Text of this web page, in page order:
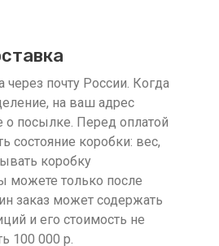
через почту России. Когда
на ваш адрес
о посылке. Перед оплатой
состояние коробки: вес,
коробку
можете только после
заказ может содержать
и его стоимость не
100 000 р.